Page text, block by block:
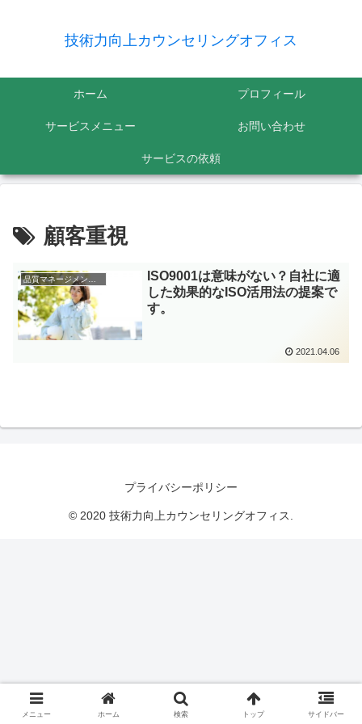
技術力向上カウンセリングオフィス
ホーム プロフィール
サービスメニュー お問い合わせ
サービスの依頼
顧客重視
品質マネージメントシステム
ISO9001は意味がない？自社に適
した効果的なISO活用法の提案で
す。
2021.04.06
プライバシーポリシー
© 2020 技術力向上カウンセリングオフィス.
メニュー ホーム 検索 トップ サイドバー